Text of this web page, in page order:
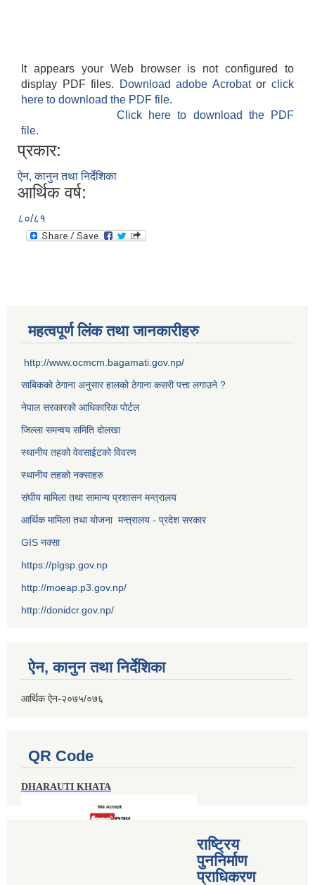
It appears your Web browser is not configured to
display PDF files.
Download adobe Acrobatorclick
here to download the PDF file.
Click here to download the PDF
file.
प्रकार:
ऐन, कानुन तथा निर्देशिका
आर्थिक वर्ष:
८०/८१
महत्वपूर्ण लिंक तथा जानकारीहरु
http://www.ocmcm.bagamati.gov.np/
साबिकको ठेगाना अनुसार हालको ठेगाना कसरी पत्ता लगाउने ?
नेपाल सरकारको आधिकारिक पोर्टल
जिल्ला समन्वय समिति दोलखा
स्थानीय तहको वेवसाईटको विवरण
स्थानीय तहको नक्साहरु
संघीय मामिला तथा सामान्य प्रशासन मन्त्रालय
आर्थिक मामिला तथा योजना मन्त्रालय - प्रदेश सरकार
GIS नक्सा
https://plgsp.gov.np
http://moeap.p3.gov.np/
http://donidcr.gov.np/
ऐन, कानुन तथा निर्देशिका
आर्थिक ऐन-२०७५/०७६
QR Code
DHARAUTI KHATA
राष्ट्रिय
पुननिर्माण
प्राधिकरण